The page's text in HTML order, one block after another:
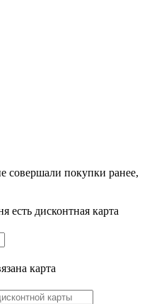
совершали покупки ранее,
есть дисконтная карта
карта